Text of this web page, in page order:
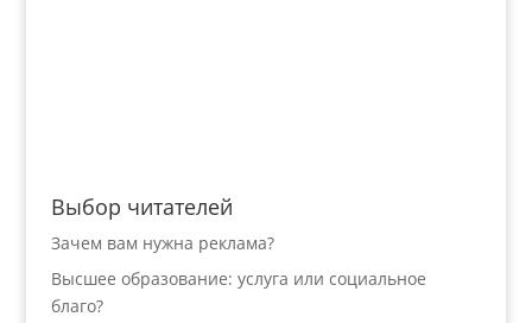
Выбор читателей
Зачем вам нужна реклама?
Высшее образование: услуга или социальное
благо?